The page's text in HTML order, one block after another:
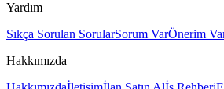
Yardım
Sıkça Sorulan SorularSorum VarÖnerim
Hakkımızda